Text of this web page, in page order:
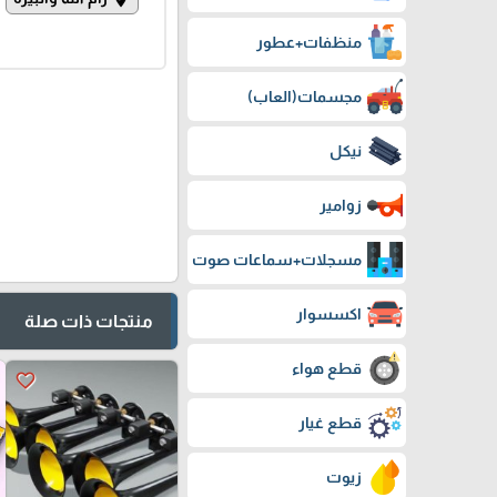
منظفات+عطور
مجسمات(العاب)
نيكل
زوامير
مسجلات+سماعات صوت
اكسسوار
قطع هواء
قطع غيار
زيوت
منتجات ذات صلة
favorite_border